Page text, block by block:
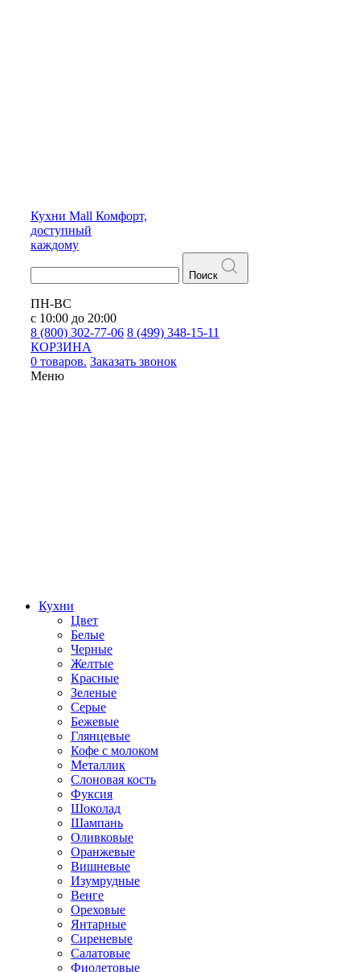
Кухни Mall Комфорт,
доступный
каждому
Поиск
ПН-ВС
с 10:00 до 20:00
8 (800) 302-77-06 8 (499) 348-15-11
КОРЗИНА
0 товаров. Заказать звонок
Меню
Кухни
Цвет
Белые
Черные
Желтые
Красные
Зеленые
Серые
Бежевые
Глянцевые
Кофе с молоком
Металлик
Слоновая кость
Фуксия
Шоколад
Шампань
Оливковые
Оранжевые
Вишневые
Изумрудные
Венге
Ореховые
Янтарные
Сиреневые
Салатовые
Фиолетовые